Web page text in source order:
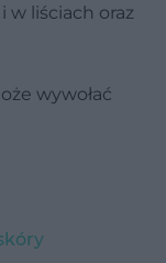
w liściach oraz
wywołać